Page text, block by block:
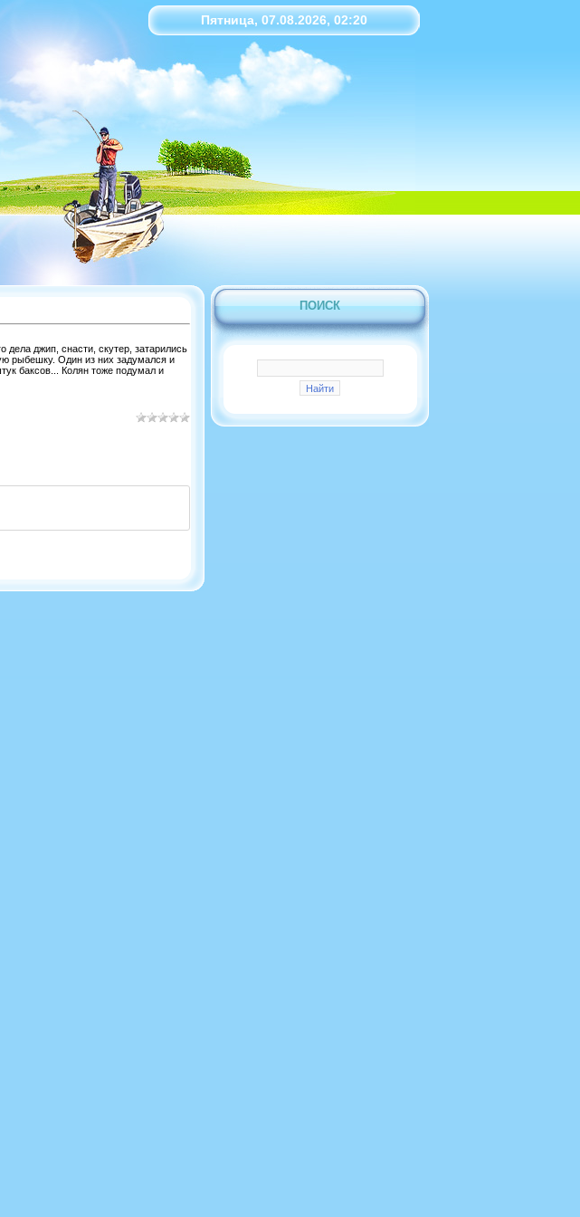
Пятница, 07.08.2026, 02:20
дела джип, снасти, скутер, затарились
рыбешку. Один из них задумался и
баксов... Колян тоже подумал и
ПОИСК